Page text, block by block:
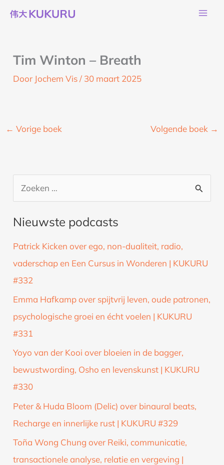
naar
Tim Winton – Breath
Door Jochem Vis/ 30 maart 2025
← Vorige boek Volgende boek →
e
k
a
Nieuwste podcasts
Patrick Kicken over ego, non-dualiteit, radio,
vaderschap en Een Cursus in Wonderen | KUKURU
#332
Emma Hafkamp over spijtvrij leven, oude patronen,
psychologische groei en écht voelen | KUKURU
#331
Yoyo van der Kooi over bloeien in de bagger,
bewustwording, Osho en levenskunst | KUKURU
#330
Peter & Huda Bloom (Delic) over binaural beats,
Recharge en innerlijke rust | KUKURU #329
Toña Wong Chung over Reiki, communicatie,
transactionele analyse, relatie en vergeving |